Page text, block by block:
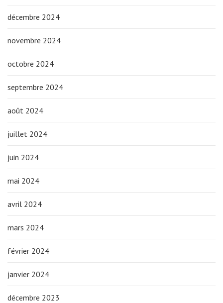
décembre 2024
novembre 2024
octobre 2024
septembre 2024
août 2024
juillet 2024
juin 2024
mai 2024
avril 2024
mars 2024
février 2024
janvier 2024
décembre 2023